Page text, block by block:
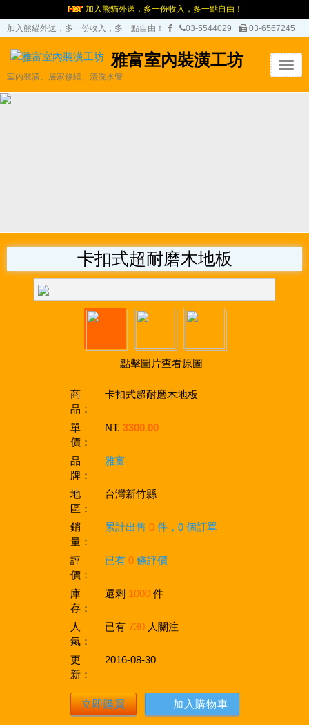
加入熊貓外送，多一份收入，多一點自由！
加入熊貓外送，多一份收入，多一點自由！
03-6567245
03-5544029
雅富室內裝潢工坊
室內裝潢、居家修繕、清洗水管
T
o
g
t
o
卡扣式超耐磨木地板
點擊圖片查看原圖
商
品：
卡扣式超耐磨木地板
單
價：
NT. 3300.00
品
牌：
雅富
地
區：
台灣新竹縣
銷
量：
累計出售 0件，0 個訂單
評
價：
已有 0條評價
庫
存：
還剩 1000件
人
氣：
已有 730人關注
更
新：
2016-08-30
立即購買 加入購物車